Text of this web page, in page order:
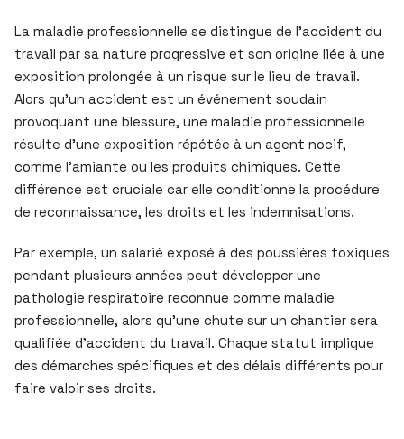
La maladie professionnelle se distingue de l’accident du
travail par sa nature progressive et son origine liée à une
exposition prolongée à un risque sur le lieu de travail.
Alors qu’un accident est un événement soudain
provoquant une blessure, une maladie professionnelle
résulte d’une exposition répétée à un agent nocif,
comme l’amiante ou les produits chimiques. Cette
différence est cruciale car elle conditionne la procédure
de reconnaissance, les droits et les indemnisations.
Par exemple, un salarié exposé à des poussières toxiques
pendant plusieurs années peut développer une
pathologie respiratoire reconnue comme maladie
professionnelle, alors qu’une chute sur un chantier sera
qualifiée d’accident du travail. Chaque statut implique
des démarches spécifiques et des délais différents pour
faire valoir ses droits.